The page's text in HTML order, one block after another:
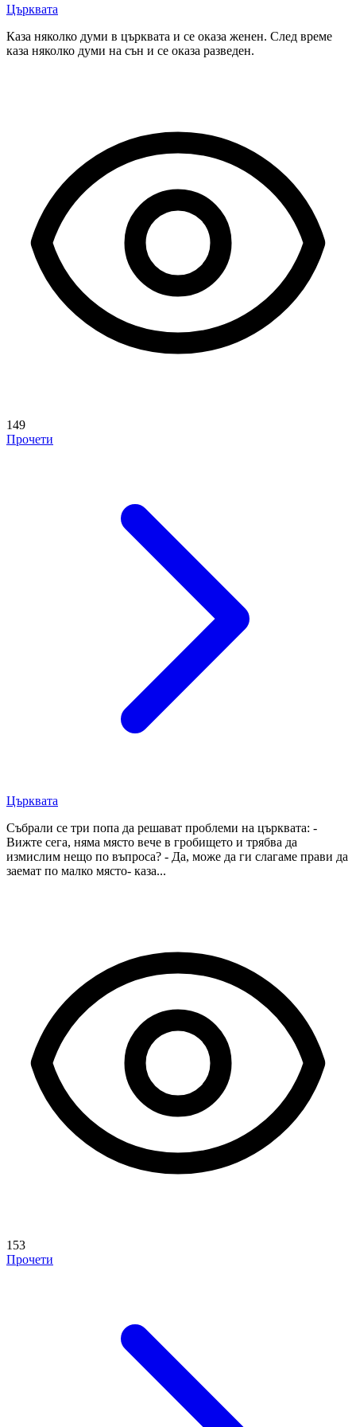
Църквата
Каза няколко думи в църквата и се оказа женен. След време
каза няколко думи на сън и се оказа разведен.
149
Прочети
Църквата
Събрали се три попа да решават проблеми на църквата: -
Вижте сега, няма място вече в гробището и трябва да
измислим нещо по въпроса? - Да, може да ги слагаме прави да
заемат по малко място- каза...
153
Прочети